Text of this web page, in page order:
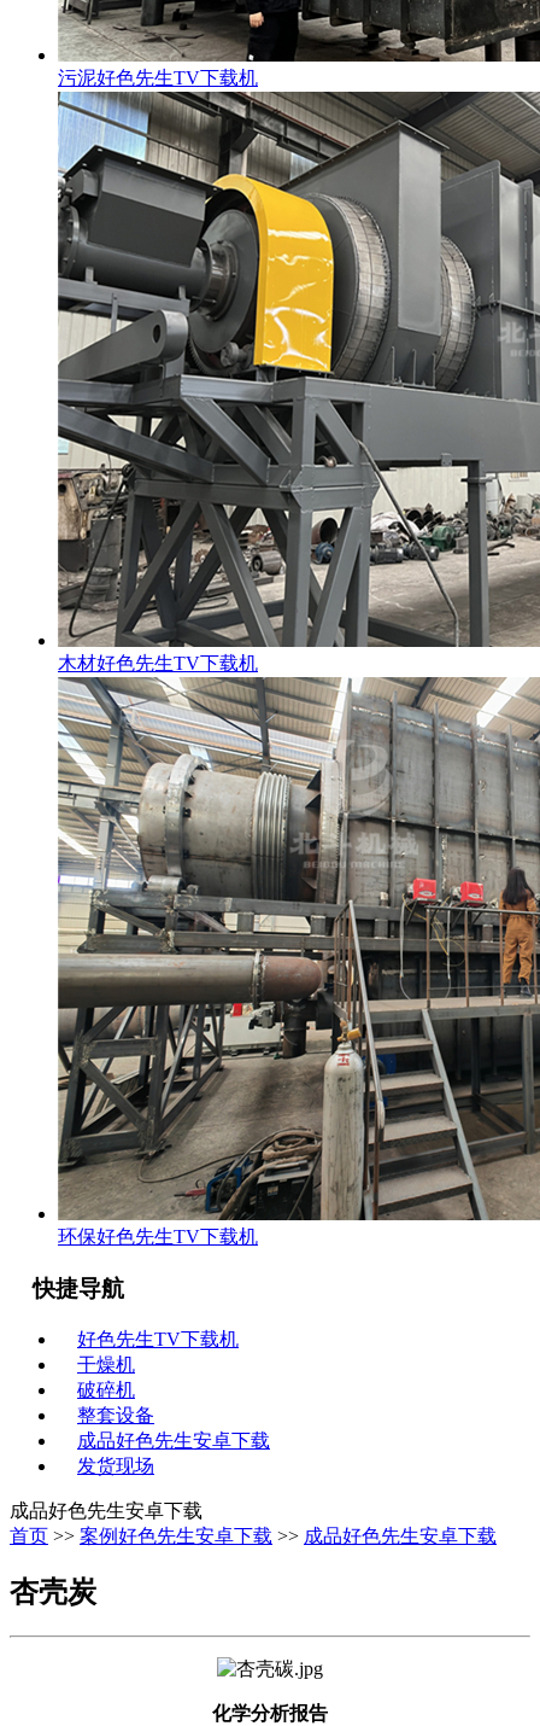
污泥好色先生TV下载机
木材好色先生TV下载机
环保好色先生TV下载机
快捷导航
好色先生TV下载机
干燥机
破碎机
整套设备
成品好色先生安卓下载
发货现场
成品好色先生安卓下载
首页 >> 案例好色先生安卓下载 >> 成品好色先生安卓下载
杏壳炭
化学分析报告